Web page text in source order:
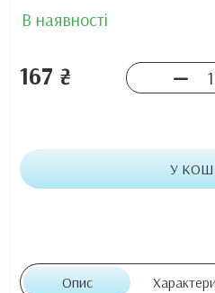
В наявності
167 ₴
У
Опис